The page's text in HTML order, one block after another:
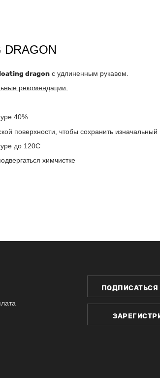
dragon с удлиненным рукавом.
рекомендации:
40%
поверхности, чтобы сохранить изначальный
до 120С
химчистке